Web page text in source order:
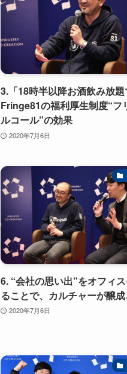
3.「18時半以降お酒飲み放題
Fringe81の福利厚生制度“フ
ルコール”の効果
2020年7月6日
6. “会社の思い出”をオフィ
ることで、カルチャーが醸
2020年7月6日